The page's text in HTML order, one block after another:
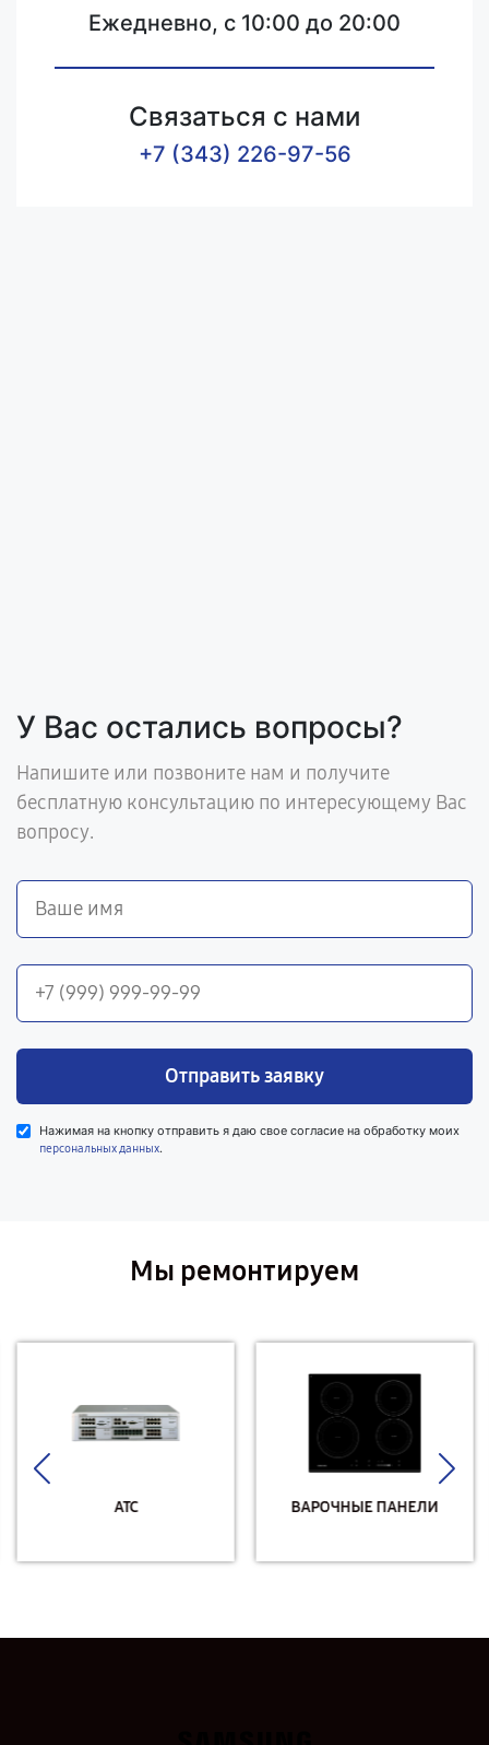
Ежедневно, с 10:00 до 20:00
Связаться с нами
+7 (343) 226-97-56
У Вас остались вопросы?
Напишите или позвоните нам и получите
бесплатную консультацию по интересующему Вас
вопросу.
Отправить заявку
Нажимая на кнопку отправить я даю свое согласие на обработку моих
персональных данных.
Мы ремонтируем
АТС ВАРОЧНЫЕ ПАНЕЛИ